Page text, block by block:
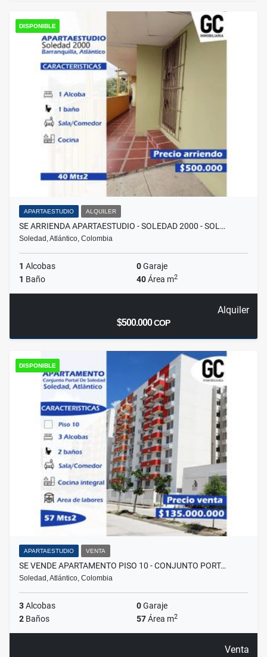
DISPONIBLE
APARTAESTUDIO ALQUILER
SE ARRIENDA APARTAESTUDIO - SOLEDAD 2000 - SOL…
Soledad, Atlántico, Colombia
1 Alcobas 0Garaje
1 Baño 40Área m2
Alquiler
$500.000COP
DISPONIBLE
APARTAESTUDIO VENTA
SE VENDE APARTAMENTO PISO 10 - CONJUNTO PORT…
Soledad, Atlántico, Colombia
3Alcobas 0Garaje
2 Baños 57Área m2
Venta